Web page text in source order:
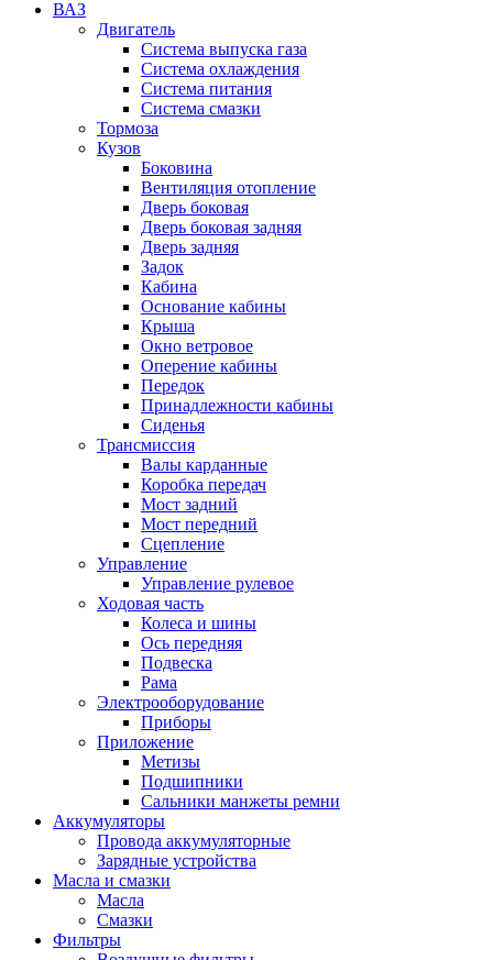
ВАЗ
Двигатель
Система выпуска газа
Система охлаждения
Система питания
Система смазки
Тормоза
Кузов
Боковина
Вентиляция отопление
Дверь боковая
Дверь боковая задняя
Дверь задняя
Задок
Кабина
Основание кабины
Крыша
Окно ветровое
Оперение кабины
Передок
Принадлежности кабины
Сиденья
Трансмиссия
Валы карданные
Коробка передач
Мост задний
Мост передний
Сцепление
Управление
Управление рулевое
Ходовая часть
Колеса и шины
Ось передняя
Подвеска
Рама
Электрооборудование
Приборы
Приложение
Метизы
Подшипники
Сальники манжеты ремни
Аккумуляторы
Провода аккумуляторные
Зарядные устройства
Масла и смазки
Масла
Смазки
Фильтры